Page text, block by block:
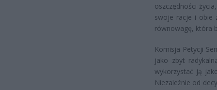
oszczędności
swoje racje i obie
równowagę, która
Komisja Petycji
jako zbyt
wykorzystać ją
Niezależnie od